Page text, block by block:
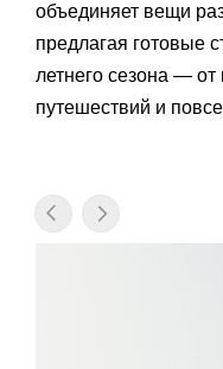
объединяет вещи
предлагая готовые
летнего сезона —
путешествий и